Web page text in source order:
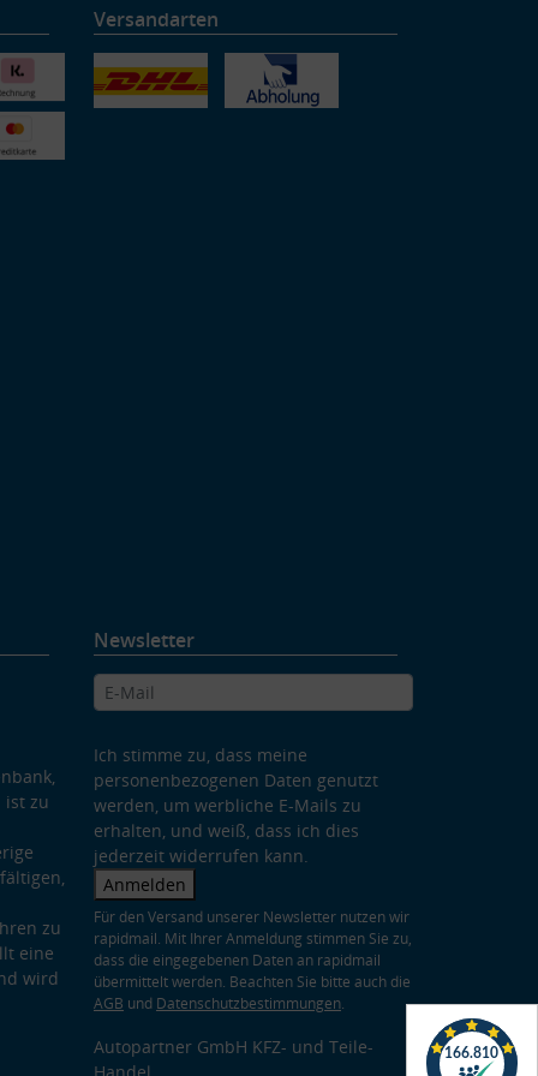
Versandarten
ist zu
zu
eine
wird
Newsletter
Ich stimme zu, dass meine
personenbezogenen Daten genutzt
werden, um werbliche E-Mails zu
erhalten, und weiß, dass ich dies
jederzeit widerrufen kann.
Anmelden
Für den Versand unserer Newsletter nutzen wir
rapidmail. Mit Ihrer Anmeldung stimmen Sie zu,
dass die eingegebenen Daten an rapidmail
übermittelt werden. Beachten Sie bitte auch die
AGB und Datenschutzbestimmungen.
Autopartner GmbH KFZ- und Teile-